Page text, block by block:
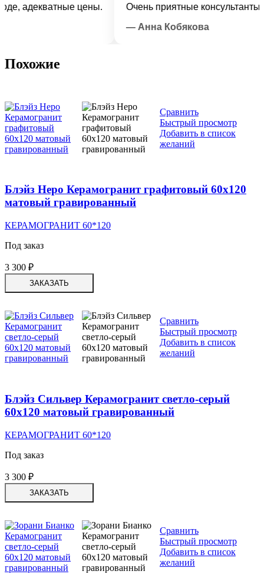
цены.
Очень приятные консультанты и
— Анна Кобякова
Похожие
Сравнить
Быстрый просмотр
Добавить в список
желаний
Блэйз Неро Керамогранит графитовый 60х120
матовый гравированный
КЕРАМОГРАНИТ 60*120
Под заказ
3 300 ₽
ЗАКАЗАТЬ
Сравнить
Быстрый просмотр
Добавить в список
желаний
Блэйз Сильвер Керамогранит светло-серый
60х120 матовый гравированный
КЕРАМОГРАНИТ 60*120
Под заказ
3 300 ₽
ЗАКАЗАТЬ
Сравнить
Быстрый просмотр
Добавить в список
желаний